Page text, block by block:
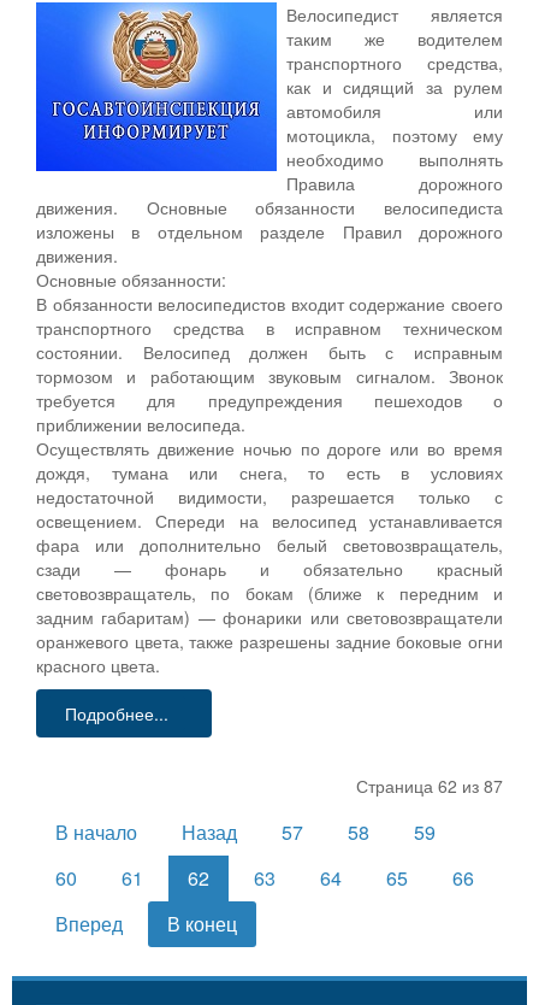
Велосипедист является
таким же водителем
транспортного средства,
как и сидящий за рулем
автомобиля или
мотоцикла, поэтому ему
необходимо выполнять
Правила дорожного
движения. Основные обязанности велосипедиста
изложены в отдельном разделе Правил дорожного
движения.
Основные обязанности:
В обязанности велосипедистов входит содержание своего
транспортного средства в исправном техническом
состоянии. Велосипед должен быть с исправным
тормозом и работающим звуковым сигналом. Звонок
требуется для предупреждения пешеходов о
приближении велосипеда.
Осуществлять движение ночью по дороге или во время
дождя, тумана или снега, то есть в условиях
недостаточной видимости, разрешается только с
освещением. Спереди на велосипед устанавливается
фара или дополнительно белый световозвращатель,
сзади — фонарь и обязательно красный
световозвращатель, по бокам (ближе к передним и
задним габаритам) — фонарики или световозвращатели
оранжевого цвета, также разрешены задние боковые огни
красного цвета.
Подробнее...
Страница 62 из 87
В начало Назад 57 58
59
60
61 62 63 64 65
66
Вперед
В конец